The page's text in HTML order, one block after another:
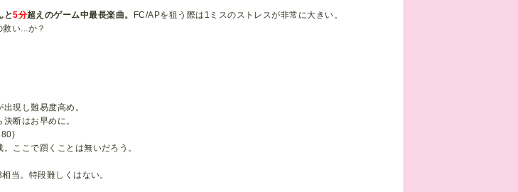
と5分超えのゲーム中最長楽曲。 FC/APを狙う際は1ミスのストレスが非常に大きい。
い...か？
現し難易度高め。
断はお早めに。
ここで躓くことは無いだろう。
当。特段難しくはない。